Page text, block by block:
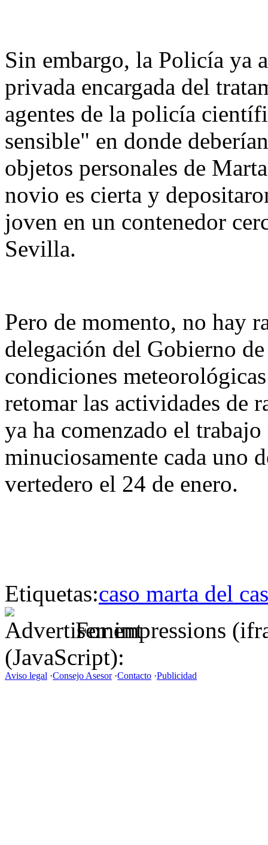
Sin embargo, la Policía ya
privada encargada del
agentes de la policía
sensible" en donde
objetos personales de
novio es cierta y
joven en un contenedor
Sevilla.
Pero de momento, no hay
delegación del Gobierno
condiciones
retomar las actividades de
ya ha comenzado el
minuciosamente cada uno
vertedero el 24 de enero.
Etiquetas:caso marta del
For impressions
(JavaScript):
Aviso legal ·Consejo Asesor·Contacto ·Publicidad